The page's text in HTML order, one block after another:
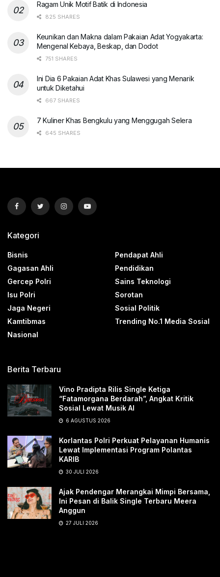
Ragam Unik Motif Batik di Indonesia
825 SHARES
Keunikan dan Makna dalam Pakaian Adat Yogyakarta:
Mengenal Kebaya, Beskap, dan Dodot
751 SHARES
Ini Dia 6 Pakaian Adat Khas Sulawesi yang Menarik
untuk Diketahui
667 SHARES
7 Kuliner Khas Bengkulu yang Menggugah Selera
645 SHARES
Kategori
Bisnis
Gagasan Ahli
Gercep Polri
Isu Polri
Jaga Negeri
Kamtibmas
Nasional
Pendapat Ahli
Pendidikan
Sains Teknologi
Sorotan
Sosial Politik
Trending No.1 Media Sosial
Berita Terbaru
Vino Pradipta Rilis Single Ketiga
“Fatamorgana Berdarah”, Angkat Kritik
Sosial Lewat Musik AI
6 AGUSTUS 2026
Korlantas Polri Perkuat Pelayanan Humanis
Lewat Implementasi Program Polantas
KARIB
30 JULI 2026
Ajak Pendengar Merangkai Mimpi Bersama,
Ini Pesan di Balik Single Terbaru Meera
Anggun
27 JULI 2026